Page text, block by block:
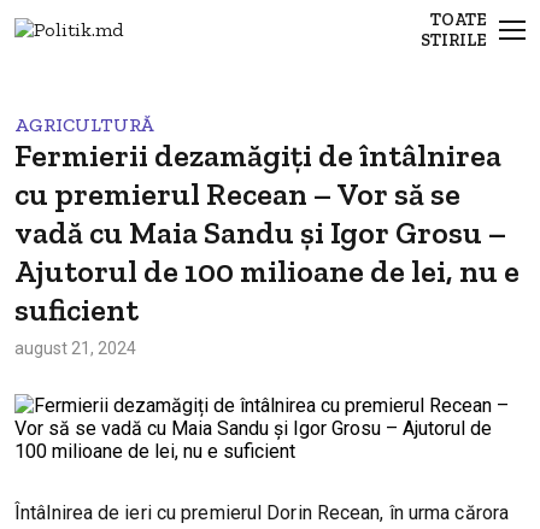
TOATE
STIRILE
AGRICULTURĂ
Fermierii dezamăgiți de întâlnirea
cu premierul Recean – Vor să se
vadă cu Maia Sandu şi Igor Grosu –
Ajutorul de 100 milioane de lei, nu e
suficient
august 21, 2024
Întâlnirea de ieri cu premierul Dorin Recean, în urma cărora